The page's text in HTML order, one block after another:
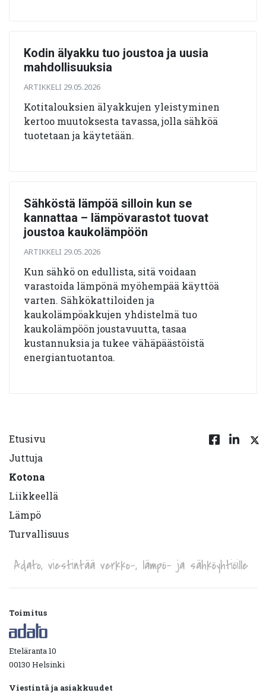
Kodin älyakku tuo joustoa ja uusia
mahdollisuuksia
ARTIKKELI 29.05.2026
Kotitalouksien älyakkujen yleistyminen
kertoo muutoksesta tavassa, jolla sähköä
tuotetaan ja käytetään.
Sähköstä lämpöä silloin kun se
kannattaa – lämpövarastot tuovat
joustoa kaukolämpöön
ARTIKKELI 29.05.2026
Kun sähkö on edullista, sitä voidaan
varastoida lämpönä myöhempää käyttöä
varten. Sähkökattiloiden ja
kaukolämpöakkujen yhdistelmä tuo
kaukolämpöön joustavuutta, tasaa
kustannuksia ja tukee vähäpäästöistä
energiantuotantoa.
Etusivu
Juttuja
Kotona
Liikkeellä
Lämpö
Turvallisuus
Adato, viestintää verkko-, lämpö- ja sähköyhtiöille
Toimitus
Eteläranta 10
00130 Helsinki
Viestintä ja asiakkuudet